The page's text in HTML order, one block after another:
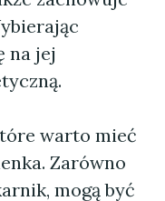
na jej
warto mieć
Zarówno
mogą być